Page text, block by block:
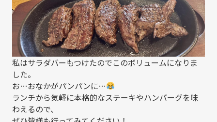
私はサラダバーもつけたのでこのボリュームになりま
した。
お…おなかがパンパンに…
ランチから気軽に本格的なステーキやハンバーグを味
わえるので、